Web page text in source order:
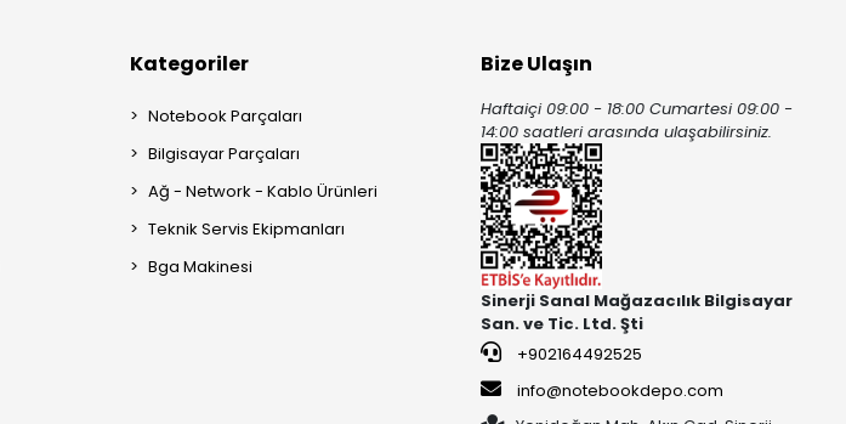
Kategoriler
Notebook Parçaları
Bilgisayar Parçaları
Ağ - Network - Kablo Ürünleri
Teknik Servis Ekipmanları
Bga Makinesi
Bize Ulaşın
Haftaiçi 09:00 - 18:00 Cumartesi 09:00 -
14:00 saatleri arasında ulaşabilirsiniz.
Sinerji Sanal Mağazacılık Bilgisayar
San. ve Tic. Ltd. Şti
+902164492525
info@notebookdepo.com